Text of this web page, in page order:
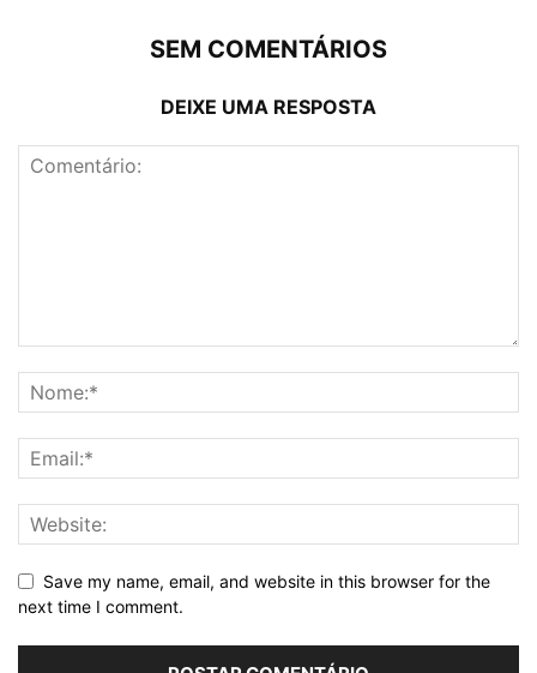
SEM COMENTÁRIOS
DEIXE UMA RESPOSTA
Save my name, email, and website in this browser for the
next time I comment.